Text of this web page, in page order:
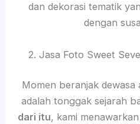
dan dekorasi tematik
dengan
2. Jasa Foto Sweet
Momen beranjak dewasa
adalah tonggak sejarah
dari itu, kami